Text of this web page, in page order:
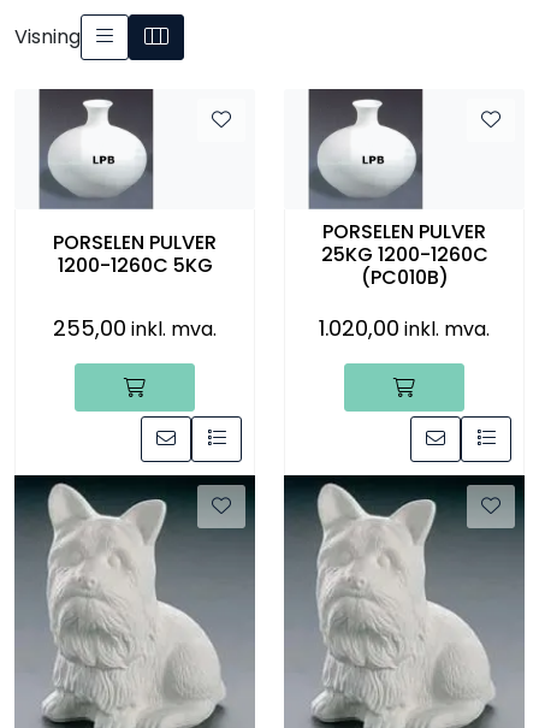
Visning
PORSELEN PULVER
1200-1260C 5KG
255,00 inkl. mva.
PORSELEN PULVER
25KG 1200-1260C
(PC010B)
1.020,00 inkl. mva.
Ovner
Pensler
Råmaterialer
Gipsformer
Dekaler